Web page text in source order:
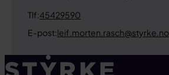
Tlf:45429590
E-post:leif.morten.rasch@styrke.no